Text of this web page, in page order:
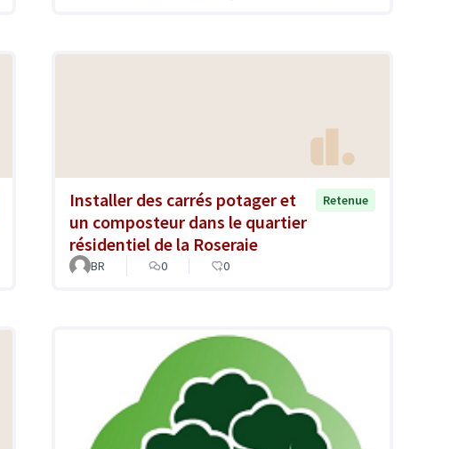
Installer des carrés potager et
un composteur dans le quartier
résidentiel de la Roseraie
Retenue
BR 0 0